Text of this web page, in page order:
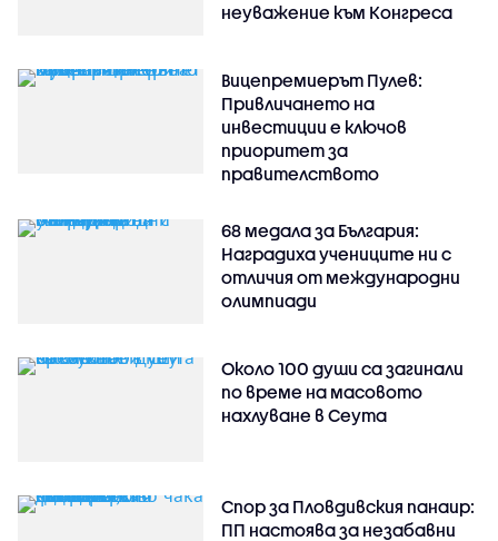
неуважение към Конгреса
Вицепремиерът Пулев:
Привличането на
инвестиции е ключов
приоритет за
правителството
68 медала за България:
Наградиха учениците ни с
отличия от международни
олимпиади
Около 100 души са загинали
по време на масовото
нахлуване в Сеута
Спор за Пловдивския панаир:
ПП настоява за незабавни